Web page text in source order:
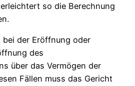
so die Berechnung
der Eröffnung oder
des
über das Vermögen der
Fällen muss das Gericht